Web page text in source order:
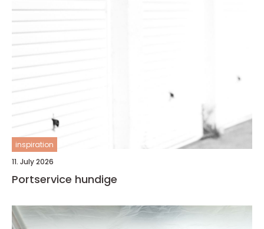
inspiration
11. July 2026
Portservice hundige